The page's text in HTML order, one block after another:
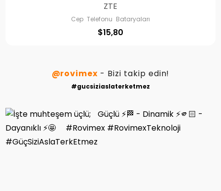
ZTE
Cep Telefonu Bataryaları
$15,80
@rovimex - Bizi takip edin!
#gucsiziaslaterketmez